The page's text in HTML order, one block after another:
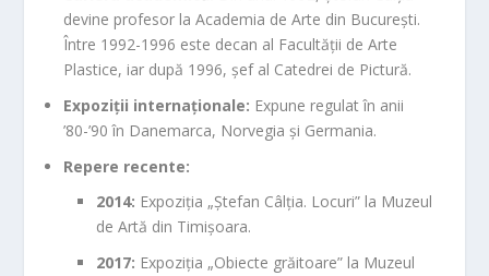
devine profesor la Academia de Arte din București.
Între 1992-1996 este decan al Facultății de Arte
Plastice, iar după 1996, șef al Catedrei de Pictură.
Expoziții internaționale: Expune regulat în anii
’80-’90 în Danemarca, Norvegia și Germania.
Repere recente:
2014: Expoziția „Ștefan Câlția. Locuri” la Muzeul
de Artă din Timișoara.
2017: Expoziția „Obiecte grăitoare” la Muzeul